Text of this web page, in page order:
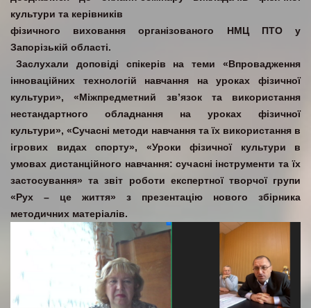
культури та керівників
фізичного виховання організованого НМЦ ПТО у
Запорізькій області.
Заслухали доповіді спікерів на теми «Впровадження
інноваційних технологій навчання на уроках фізичної
культури», «Міжпредметний зв’язок та використання
нестандартного обладнання на уроках фізичної
культури», «Сучасні методи навчання та їх використання в
ігрових видах спорту», «Уроки фізичної культури в
умовах дистанційного навчання: сучасні інструменти та їх
застосування» та звіт роботи експертної творчої групи
«Рух – це життя» з презентацію нового збірника
методичних матеріалів.